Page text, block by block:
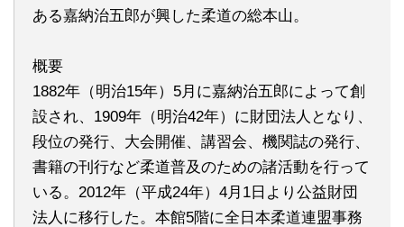
ある嘉納治五郎が興した柔道の総本山。
概要
1882年（明治15年）5月に嘉納治五郎によって創
設され、1909年（明治42年）に財団法人となり、
段位の発行、大会開催、講習会、機関誌の発行、
書籍の刊行など柔道普及のための諸活動を行って
いる。2012年（平成24年）4月1日より公益財団
法人に移行した。本館5階に全日本柔道連盟事務